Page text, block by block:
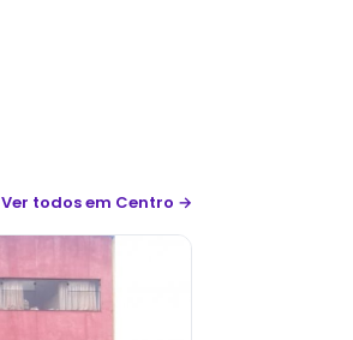
Ver todosem Centro →